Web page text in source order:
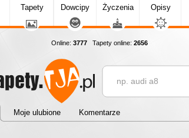
Tapety Dowcipy Życzenia Opisy
Online: 3777 Tapety online: 2656
Moje ulubione Komentarze